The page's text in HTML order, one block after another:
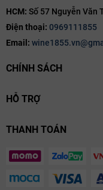
HCM: Số 57 Nguyễn Văn
Điện thoại: 0969111855
Email:
CHÍNH SÁCH
HỖ TRỢ
THANH TOÁN